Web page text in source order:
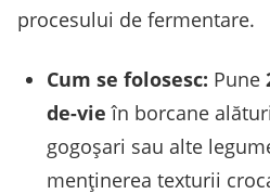
procesului de fermentare.
Cum se folosesc: Pune
de-vie în borcane
gogoșari sau alte
menținerea texturii